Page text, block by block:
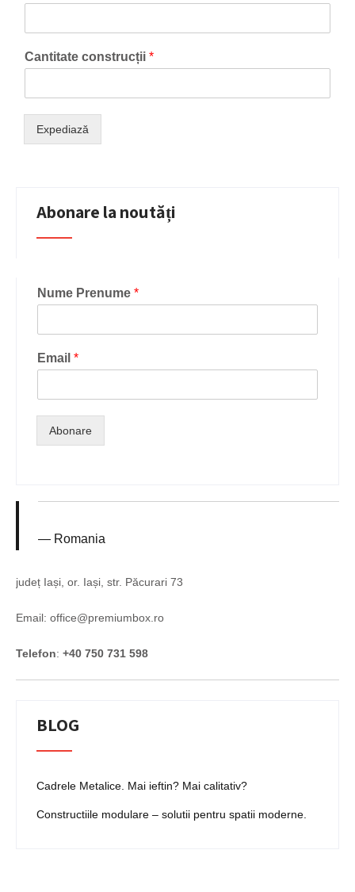
Cantitate construcții *
Expediază
Abonare la noutăți
Nume Prenume *
Email *
Abonare
Romania
județ Iași, or. Iași, str. Păcurari 73
Email: office@premiumbox.ro
Telefon: +40 750 731 598
BLOG
Cadrele Metalice. Mai ieftin? Mai calitativ?
Constructiile modulare – solutii pentru spatii moderne.